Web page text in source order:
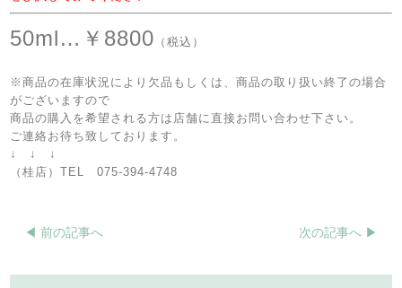
50ml…￥8800 （税込）
※商品の在庫状況により欠品もしくは、商品の取り扱い終了の場合
がございますので
商品の購入を希望される方は店舗に直接お問い合わせ下さい。
ご連絡お待ち致しております。
↓ ↓ ↓
（桂店）TEL 075-394-4748
◀︎ 前の記事へ 次の記事へ ▶︎